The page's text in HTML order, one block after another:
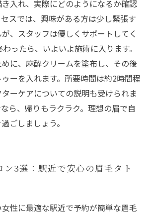
入れ、実際にどのようになるか確認
スでは、興味がある方は少し緊張す
、スタッフは優しくサポートしてく
ったら、いよいよ施術に入ります。
に、麻酔クリームを塗布し、その後
ーを入れます。所要時間は約2時間程
ーケアについての説明も受けられま
ら、帰りもラクラク。理想の眉で自
ごしましょう。
ン3選：駅近で安心の眉毛タト
性に最適な駅近で予約が簡単な眉毛